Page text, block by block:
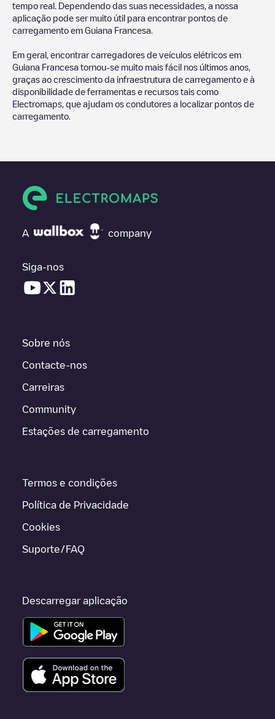
tempo real. Dependendo das suas necessidades, a nossa
aplicação pode ser muito útil para encontrar pontos de
carregamento em Guiana Francesa
Em geral, encontrar carregadores de veículos elétricos em
Guiana Francesa tornou-se muito mais fácil nos últimos anos,
graças ao crescimento da infraestrutura de carregamento e à
disponibilidade de ferramentas e recursos tais como
Electromaps, que ajudam os condutores a localizar pontos de
carregamento.
A company
Siga-nos
Sobre nós
Contacte-nos
Carreiras
Community
Estações de carregamento
Termos e condições
Política de Privacidade
Cookies
Suporte/FAQ
Descarregar aplicação